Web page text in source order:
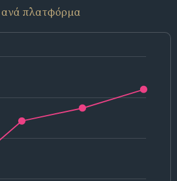
ανά πλατφόρμα